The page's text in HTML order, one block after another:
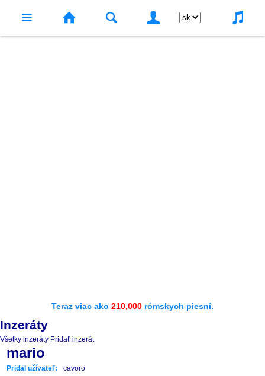
Teraz viac ako 210,000 rómskych piesní.
Inzeráty
Všetky inzeráty Pridať inzerát
mario
Pridal užívateľ: cavoro